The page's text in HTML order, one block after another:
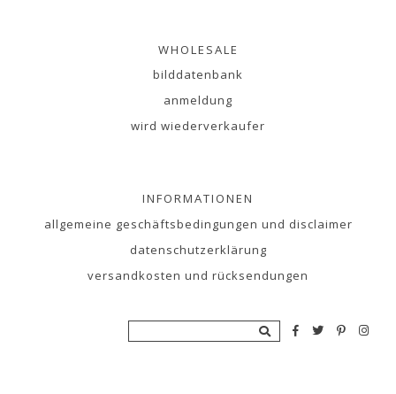
WHOLESALE
bilddatenbank
anmeldung
wird wiederverkaufer
INFORMATIONEN
allgemeine geschäftsbedingungen und disclaimer
datenschutzerklärung
versandkosten und rücksendungen